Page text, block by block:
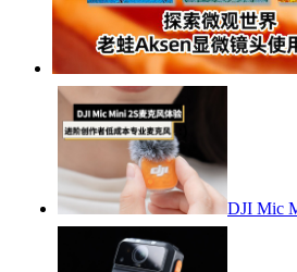
DJI Mic